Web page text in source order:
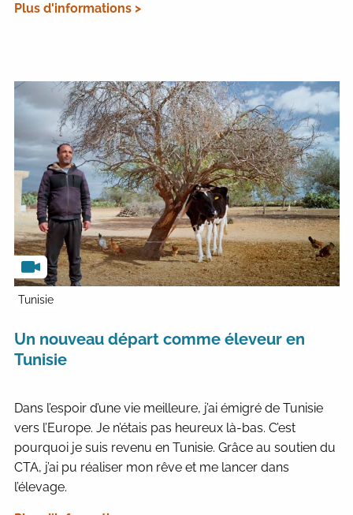
Plus d'informations >
Tunisie
Un nouveau départ comme éleveur en
Tunisie
Dans l’espoir d’une vie meilleure, j’ai émigré de Tunisie
vers l’Europe. Je n’étais pas heureux là-bas. C’est
pourquoi je suis revenu en Tunisie. Grâce au soutien du
CTA, j’ai pu réaliser mon rêve et me lancer dans
l’élevage.